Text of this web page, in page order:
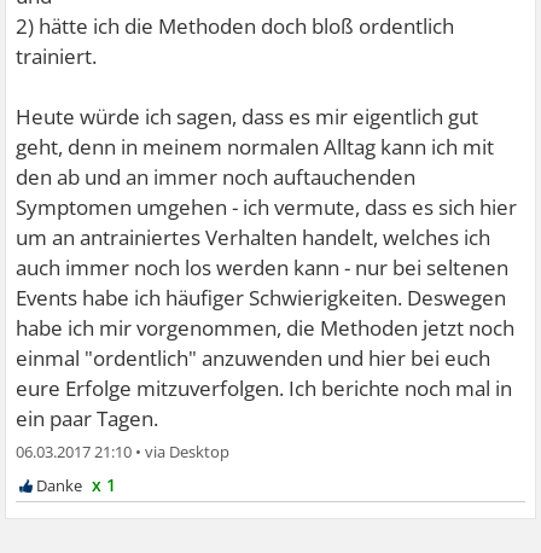
2) hätte ich die Methoden doch bloß ordentlich
trainiert.
Heute würde ich sagen, dass es mir eigentlich gut
geht, denn in meinem normalen Alltag kann ich mit
den ab und an immer noch auftauchenden
Symptomen umgehen - ich vermute, dass es sich hier
um an antrainiertes Verhalten handelt, welches ich
auch immer noch los werden kann - nur bei seltenen
Events habe ich häufiger Schwierigkeiten. Deswegen
habe ich mir vorgenommen, die Methoden jetzt noch
einmal "ordentlich" anzuwenden und hier bei euch
eure Erfolge mitzuverfolgen. Ich berichte noch mal in
ein paar Tagen.
06.03.2017 21:10 •
x 1